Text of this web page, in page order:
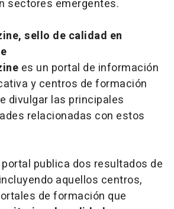
sectores emergentes.
sello de calidad en
es un portal de información
y centros de formación
divulgar las principales
relacionadas con estos
publica dos resultados de
aquellos centros,
de formación que